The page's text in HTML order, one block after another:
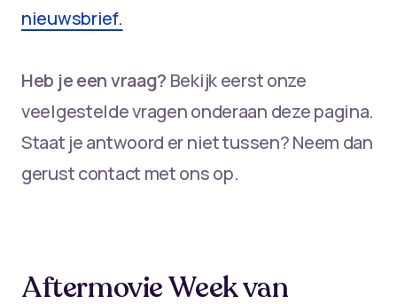
nieuwsbrief.
Heb je een vraag? Bekijk eerst onze
veelgestelde vragen onderaan deze pagina.
Staat je antwoord er niet tussen? Neem dan
gerust contact met ons op.
Aftermovie Week van